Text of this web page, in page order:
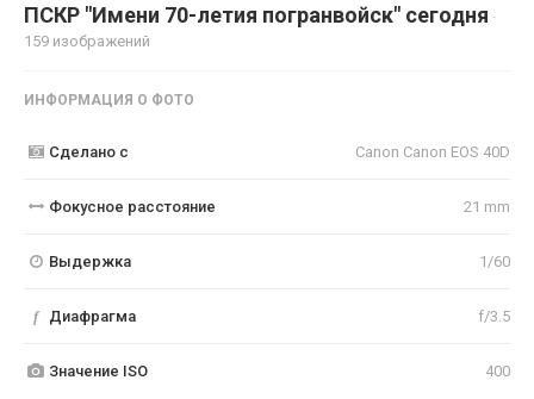
ПСКР "Имени 70-летия погранвойск" сегодня ·
159 изображений
ИНФОРМАЦИЯ О ФОТО
Сделано с Canon Canon EOS 40D
Фокусное расстояние 21 mm
Выдержка 1/60
f Диафрагма f/3.5
Значение ISO 400